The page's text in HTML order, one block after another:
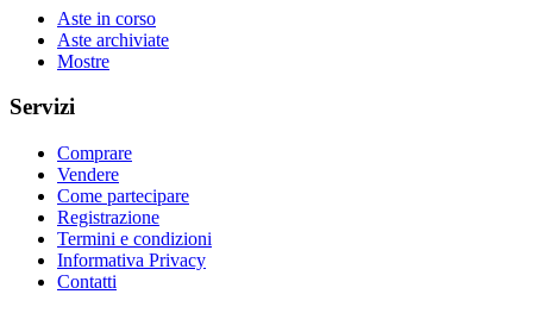
Aste in corso
Aste archiviate
Mostre
Servizi
Comprare
Vendere
Come partecipare
Registrazione
Termini e condizioni
Informativa Privacy
Contatti